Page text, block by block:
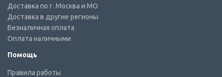
Доставка по г. Москва и МО
Доставка в другие регионы
Безналичная оплата
Оплата наличными
Помощь
Правила работы